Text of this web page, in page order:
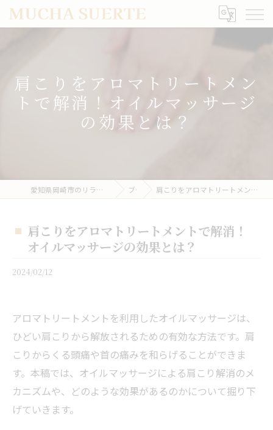
肩こりをアロマトリートメン
トで解消！オイルマッサージ
の効果とは？
愛知県岡崎市のリラクゼーションならMUCHA SUERTE ブログ 肩こりをアロマトリートメントで解消！オイルマッサージの効果とは？
肩こりをアロマトリートメントで解消！
オイルマッサージの効果とは？
2024/02/12
アロマトリートメントを利用したオイルマッサージは、
ひどい肩こりから解放されるための有効な方法です。肩
こりからくる頭痛や首の痛みを和らげることができま
す。本稿では、オイルマッサージによる肩こり解消のメ
カニズムや、どのような効果があるのかについて掘り下
げていきます。